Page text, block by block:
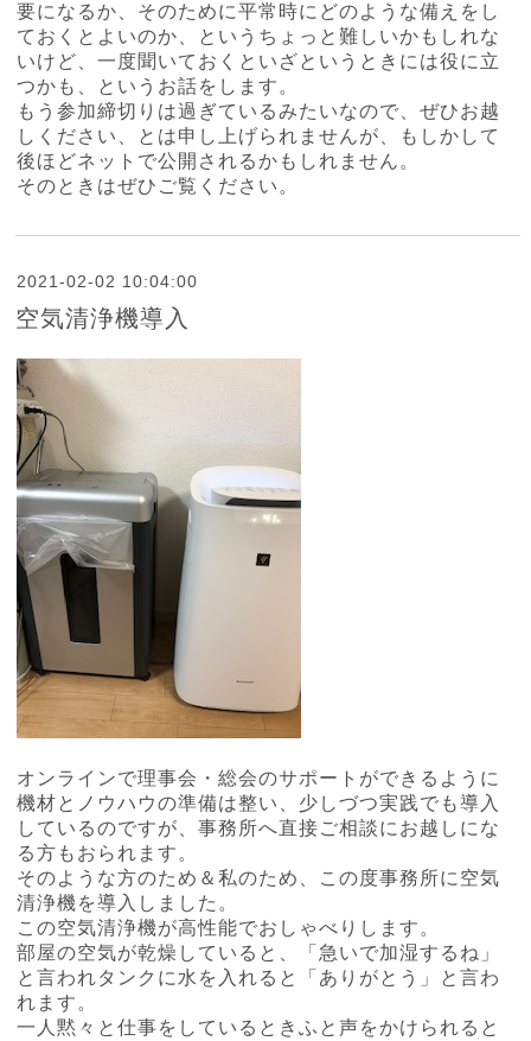
要になるか、そのために平常時にどのような備えをし
ておくとよいのか、というちょっと難しいかもしれな
いけど、一度聞いておくといざというときには役に立
つかも、というお話をします。
もう参加締切りは過ぎているみたいなので、ぜひお越
しください、とは申し上げられませんが、もしかして
後ほどネットで公開されるかもしれません。
そのときはぜひご覧ください。
2021-02-02 10:04:00
空気清浄機導入
オンラインで理事会・総会のサポートができるように
機材とノウハウの準備は整い、少しづつ実践でも導入
しているのですが、事務所へ直接ご相談にお越しにな
る方もおられます。
そのような方のため＆私のため、この度事務所に空気
清浄機を導入しました。
この空気清浄機が高性能でおしゃべりします。
部屋の空気が乾燥していると、「急いで加湿するね」
と言われタンクに水を入れると「ありがとう」と言わ
れます。
一人黙々と仕事をしているときふと声をかけられると